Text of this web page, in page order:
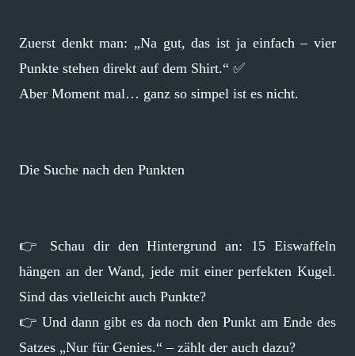
Zuerst denkt man: „Na gut, das ist ja einfach – vier
Punkte stehen direkt auf dem Shirt.“ ✅
Aber Moment mal… ganz so simpel ist es nicht.
Die Suche nach den Punkten
👉 Schau dir den Hintergrund an: 15 Eiswaffeln
hängen an der Wand, jede mit einer perfekten Kugel.
Sind das vielleicht auch Punkte?
👉 Und dann gibt es da noch den Punkt am Ende des
Satzes „Nur für Genies.“ – zählt der auch dazu?